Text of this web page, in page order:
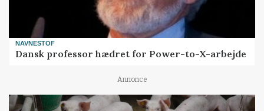
NAVNESTOF
Dansk professor hædret for Power-to-X-arbejde
Annonce